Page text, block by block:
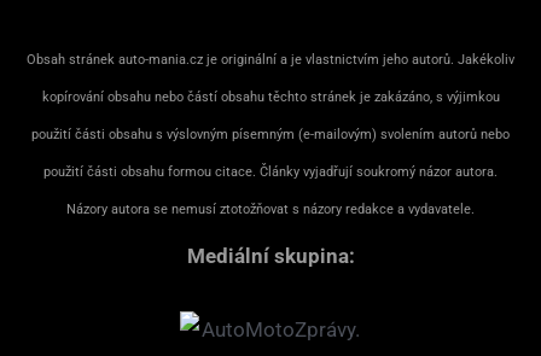
Obsah stránek auto-mania.cz je originální a je vlastnictvím jeho autorů. Jakékoliv
kopírování obsahu nebo částí obsahu těchto stránek je zakázáno, s výjimkou
použití části obsahu s výslovným písemným (e-mailovým) svolením autorů nebo
použití části obsahu formou citace. Články vyjadřují soukromý názor autora.
Názory autora se nemusí ztotožňovat s názory redakce a vydavatele.
Mediální skupina: